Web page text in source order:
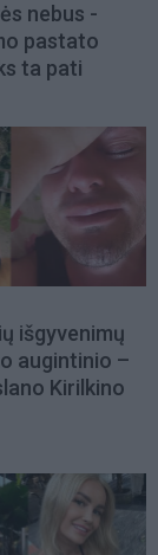
nebus -
pastato
ta pati
išgyvenimų
augintinio –
Kirilkino